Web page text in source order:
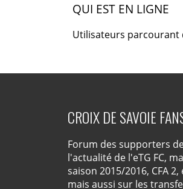
QUI EST EN LIGNE
Utilisateurs parcourant
CROIX DE SAVOIE
Forum des supporters
l'actualité de l'eTG FC,
saison 2015/2016, CFA
mais aussi sur les